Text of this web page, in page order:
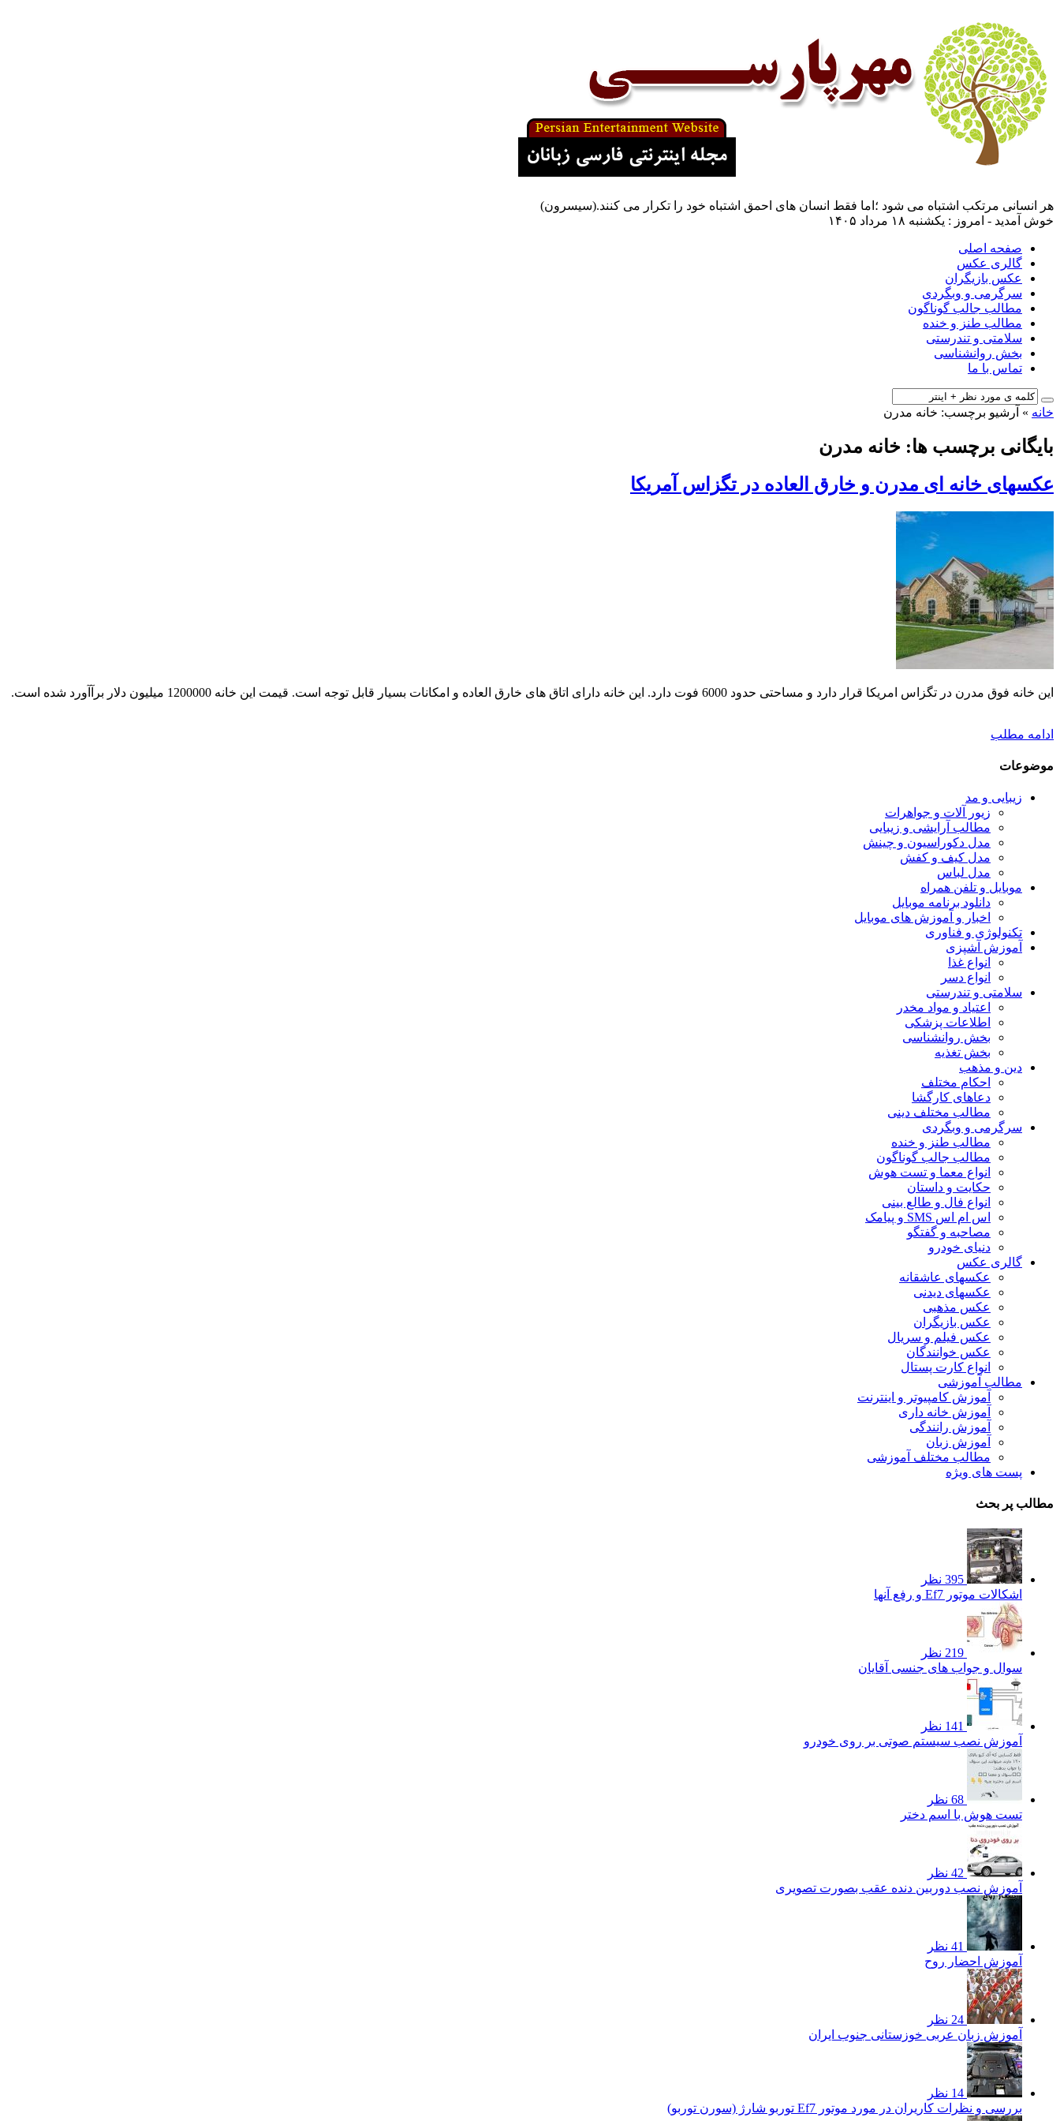
هر انسانی مرتکب اشتباه می شود ؛اما فقط انسان های احمق اشتباه خود را تکرار می کنند.(سیسرون)
خوش آمدید - امروز : یکشنبه ۱۸ مرداد ۱۴۰۵
صفحه اصلی
گالری عکس
عکس بازیگران
سرگرمی و وبگردی
مطالب جالب گوناگون
مطالب طنز و خنده
سلامتی و تندرستی
بخش روانشناسی
تماس با ما
خانه » آرشیو برچسب: خانه مدرن
بایگانی برچسب ها: خانه مدرن
عکسهای خانه ای مدرن و خارق العاده در تگزاس آمریکا
این خانه فوق مدرن در تگزاس امریکا قرار دارد و مساحتی حدود 6000 فوت دارد. این خانه دارای اتاق های خارق العاده و امکانات بسیار قابل توجه است. قیمت این خانه 1200000 میلیون دلار برآآورد شده است.
ادامه مطلب
موضوعات
زیبایی و مد
زیور آلات و جواهرات
مطالب آرایشی و زیبایی
مدل دکوراسیون و چینش
مدل کیف و کفش
مدل لباس
موبایل و تلفن همراه
دانلود برنامه موبایل
اخبار و آموزش های موبایل
تکنولوژی و فناوری
آموزش آشپزی
انواع غذا
انواع دسر
سلامتی و تندرستی
اعتیاد و مواد مخدر
اطلاعات پزشکی
بخش روانشناسی
بخش تغذیه
دین و مذهب
احکام مختلف
دعاهای کارگشا
مطالب مختلف دینی
سرگرمی و وبگردی
مطالب طنز و خنده
مطالب جالب گوناگون
انواع معما و تست هوش
حکایت و داستان
انواع فال و طالع بینی
اس ام اس SMS و پیامک
مصاحبه و گفتگو
دنیای خودرو
گالری عکس
عکسهای عاشقانه
عکسهای دیدنی
عکس مذهبی
عکس بازیگران
عکس فیلم و سریال
عکس خوانندگان
انواع کارت پستال
مطالب آموزشی
آموزش کامپیوتر و اینترنت
آموزش خانه داری
آموزش رانندگی
آموزش زبان
مطالب مختلف آموزشی
پست های ویژه
مطالب پر بحث
395 نظر
اشکالات موتور Ef7 و رفع آنها
219 نظر
سوال و جواب های جنسی آقایان
141 نظر
آموزش نصب سیستم صوتی بر روی خودرو
68 نظر
تست هوش با اسم دختر
42 نظر
آموزش نصب دوربین دنده عقب بصورت تصویری
41 نظر
آموزش احضار روح
24 نظر
آموزش زبان عربی خوزستانی جنوب ایران
14 نظر
بررسی و نظرات کاریران در مورد موتور Ef7 توربو شارژ (سورن توربو)